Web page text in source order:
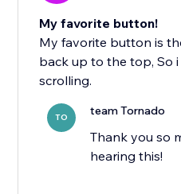
My favorite button!
My favorite button is
back up to the top, So
scrolling.
TO team Tornado
Thank you so
hearing this!